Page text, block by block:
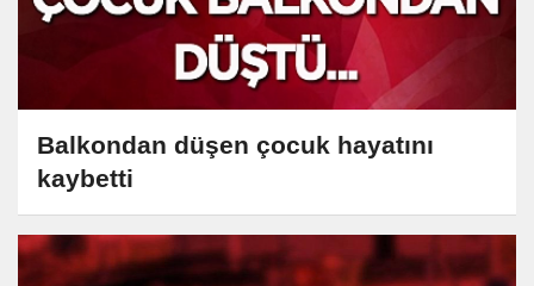
Balkondan düşen çocuk hayatını
kaybetti